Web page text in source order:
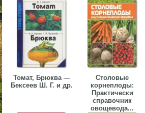
Томат, Брюква —
Бексеев Ш. Г. и др.
Столовые
корнеплоды:
Практически
справочник
овощевода...